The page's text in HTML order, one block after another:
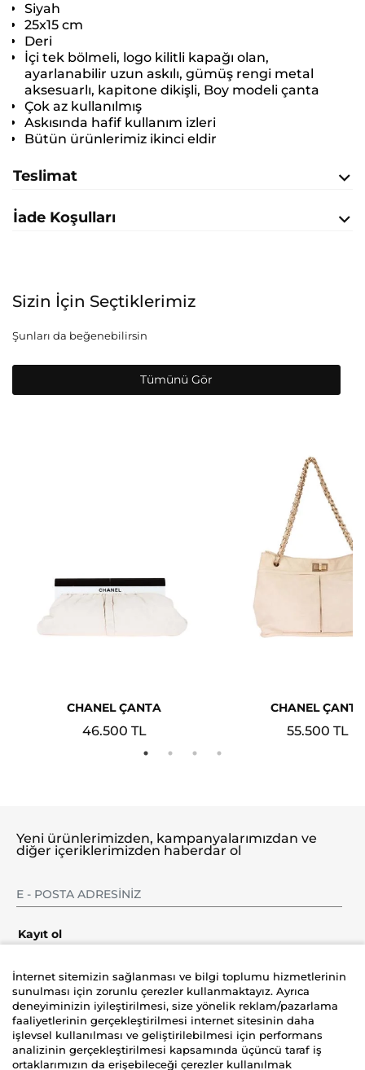
Siyah
25x15 cm
Deri
İçi tek bölmeli, logo kilitli kapağı olan,
ayarlanabilir uzun askılı, gümüş rengi metal
aksesuarlı, kapitone dikişli, Boy modeli çanta
Çok az kullanılmış
Askısında hafif kullanım izleri
Bütün ürünlerimiz ikinci eldir
Teslimat
İade Koşulları
Sizin İçin Seçtiklerimiz
Şunları da beğenebilirsin
Tümünü Gör
CHANEL ÇANTA
46.500 TL
CHANEL ÇANTA
55.500 TL
Şirket
Üyelik
Yeni ürünlerimizden, kampanyalarımızdan ve
diğer içeriklerimizden haberdar ol
Kayıt ol
İnternet sitemizin sağlanması ve bilgi toplumu hizmetlerinin
sunulması için zorunlu çerezler kullanmaktayız. Ayrıca
deneyiminizin iyileştirilmesi, size yönelik reklam/pazarlama
faaliyetlerinin gerçekleştirilmesi internet sitesinin daha
işlevsel kullanılması ve geliştirilebilmesi için performans
analizinin gerçekleştirilmesi kapsamında üçüncü taraf iş
ortaklarımızın da erişebileceği çerezler kullanılmak